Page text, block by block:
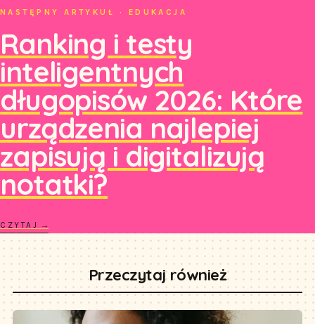
NASTĘPNY ARTYKUŁ · EDUKACJA
Ranking i testy
inteligentnych
długopisów 2026: Które
urządzenia najlepiej
zapisują i digitalizują
notatki?
CZYTAJ →
Przeczytaj również